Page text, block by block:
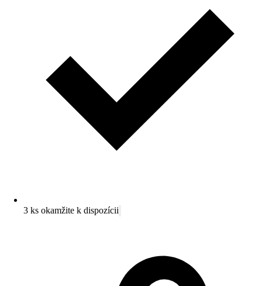
3 ks okamžite k dispozícii